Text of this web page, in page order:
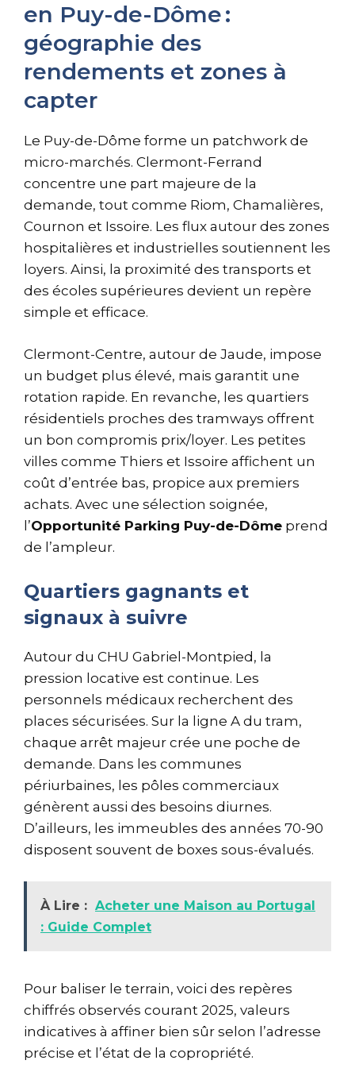
en Puy-de-Dôme :
géographie des
rendements et zones à
capter
Le Puy-de-Dôme forme un patchwork de
micro-marchés. Clermont-Ferrand
concentre une part majeure de la
demande, tout comme Riom, Chamalières,
Cournon et Issoire. Les flux autour des zones
hospitalières et industrielles soutiennent les
loyers. Ainsi, la proximité des transports et
des écoles supérieures devient un repère
simple et efficace.
Clermont-Centre, autour de Jaude, impose
un budget plus élevé, mais garantit une
rotation rapide. En revanche, les quartiers
résidentiels proches des tramways offrent
un bon compromis prix/loyer. Les petites
villes comme Thiers et Issoire affichent un
coût d’entrée bas, propice aux premiers
achats. Avec une sélection soignée,
l’Opportunité Parking Puy-de-Dôme prend
de l’ampleur.
Quartiers gagnants et
signaux à suivre
Autour du CHU Gabriel-Montpied, la
pression locative est continue. Les
personnels médicaux recherchent des
places sécurisées. Sur la ligne A du tram,
chaque arrêt majeur crée une poche de
demande. Dans les communes
périurbaines, les pôles commerciaux
génèrent aussi des besoins diurnes.
D’ailleurs, les immeubles des années 70-90
disposent souvent de boxes sous-évalués.
À Lire : Acheter une Maison au Portugal
: Guide Complet
Pour baliser le terrain, voici des repères
chiffrés observés courant 2025, valeurs
indicatives à affiner bien sûr selon l’adresse
précise et l’état de la copropriété.